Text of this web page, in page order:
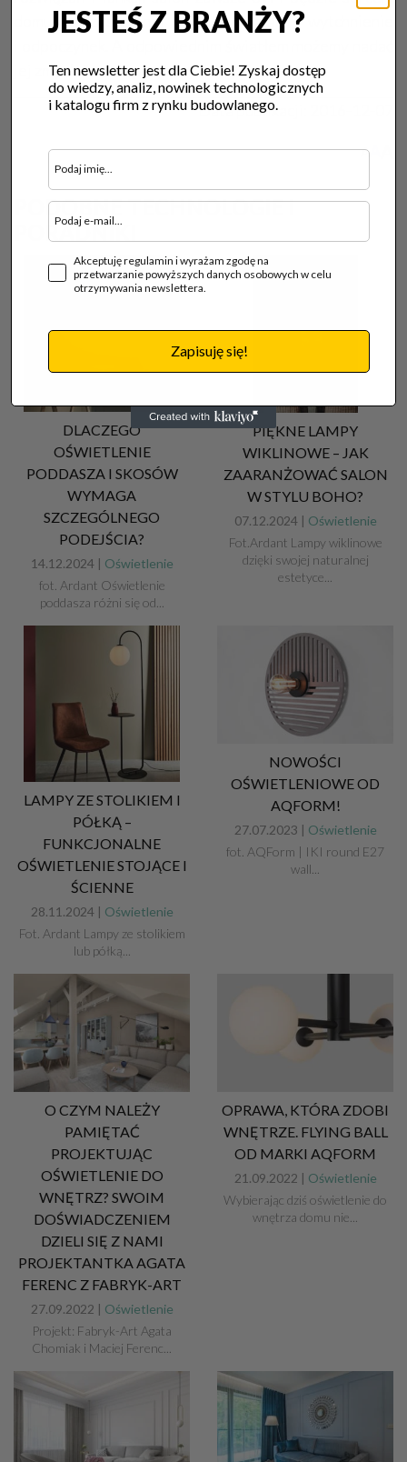
domu. Przestrzenią ciepłą, dającą wytchnienie
jej zmysłowości i przytulności.
Data publikacji:
A
PODOBNE TECHNOLOGIE I
PORADNIKI
DLACZEGO
OŚWIETLENIE
PODDASZA I SKOSÓW
WYMAGA
SZCZEGÓLNEGO
PODEJŚCIA?
14.12.2024 | Oświetlenie
fot. Ardant Oświetlenie
poddasza różni się od...
PIĘKNE LAMPY
WIKLINOWE – JAK
ZAARANŻOWAĆ SALON
W STYLU BOHO?
07.12.2024 | Oświetlenie
Fot.Ardant Lampy wiklinowe
dzięki swojej naturalnej
estetyce...
LAMPY ZE STOLIKIEM I
PÓŁKĄ –
FUNKCJONALNE
OŚWIETLENIE STOJĄCE I
ŚCIENNE
28.11.2024 | Oświetlenie
Fot. Ardant Lampy ze stolikiem
lub półką...
NOWOŚCI
OŚWIETLENIOWE OD
AQFORM!
27.07.2023 | Oświetlenie
fot. AQForm | IKI round E27
wall...
O CZYM NALEŻY
PAMIĘTAĆ
PROJEKTUJĄC
OŚWIETLENIE DO
WNĘTRZ? SWOIM
DOŚWIADCZENIEM
DZIELI SIĘ Z NAMI
PROJEKTANTKA AGATA
FERENC Z FABRYK-ART
27.09.2022 | Oświetlenie
Projekt: Fabryk-Art Agata
Chomiak i Maciej Ferenc...
OPRAWA, KTÓRA ZDOBI
WNĘTRZE. FLYING BALL
OD MARKI AQFORM
21.09.2022 | Oświetlenie
Wybierając dziś oświetlenie do
wnętrza domu nie...
JESTEŚ Z BRANŻY?
Ten newsletter jest dla Ciebie! Zyskaj dostęp
do wiedzy, analiz, nowinek technologicznych
i katalogu firm z rynku budowlanego.
Akceptuję regulamin i wyrażam zgodę na
przetwarzanie powyższych danych osobowych w celu
otrzymywania newslettera.
Zapisuję się!